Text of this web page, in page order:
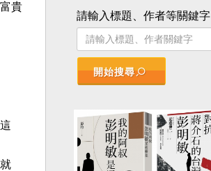
貴
請輸入標題、作者等關鍵字
開始搜尋